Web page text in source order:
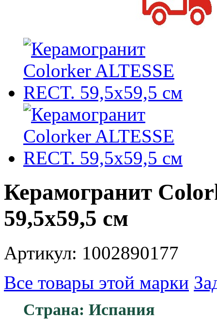
Керамогранит
59,5x59,5 см
Артикул: 1002890177
Все товары этой марки
Страна: Испания